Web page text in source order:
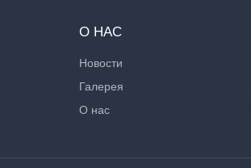
О НАС
Новости
Галерея
О нас